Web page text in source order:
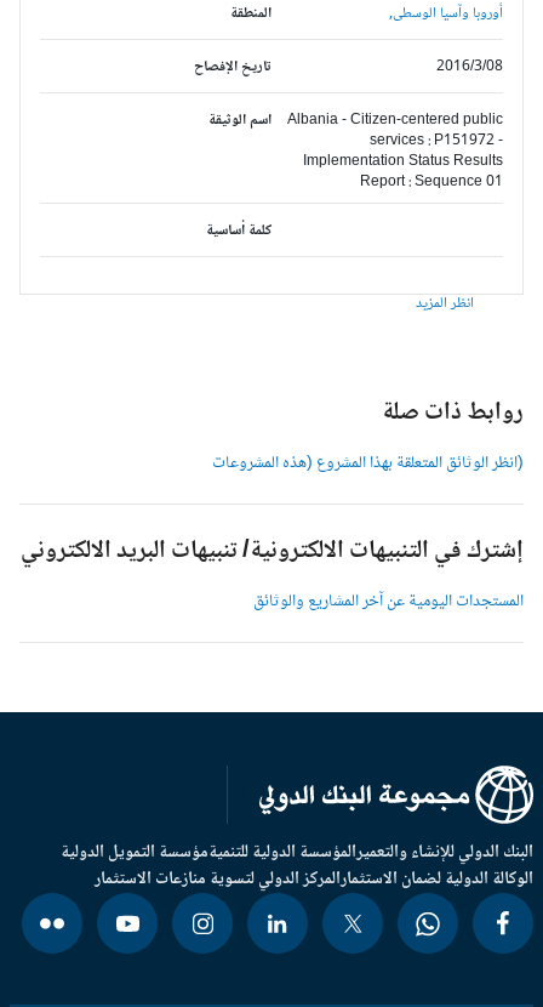
المنطقة أوروبا وآسيا الوسطى,
تاريخ الإفصاح 2016/3/08
اسم الوثيقة
Albania - Citizen-centered public
services : P151972 -
Implementation Status Results
Report : Sequence 01
كلمة أساسية
انظر المزيد
روابط ذات صلة
(انظر الوثائق المتعلقة بهذا المشروع (هذه المشروعات
إشترك في التنبيهات الالكترونية/ تنبيهات البريد الالكتروني
المستجدات اليومية عن آخر المشاريع والوثائق
الدولي للإنشاء والتعميرالمؤسسة الدولية للتنميةمؤسسة التمويل الدولية
الدولية لضمان الاستثمارالمركز الدولي لتسوية منازعات الاستثمار